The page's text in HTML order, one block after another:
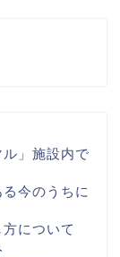
」施設内で
今のうちに
について